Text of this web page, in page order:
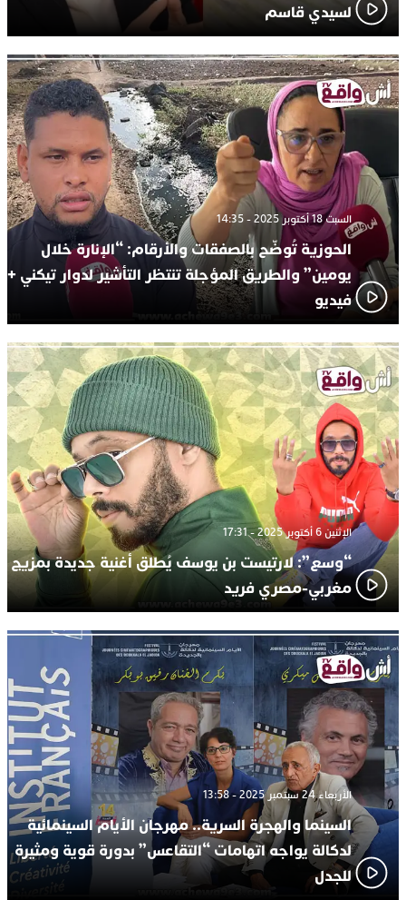
لسيدي قاسم
السبت 18 أكتوبر 2025 - 14:35
الحوزية تُوضّح بالصفقات والأرقام: “الإنارة خلال
يومين” والطريق المؤجلة تنتظر التأشير لدوار تيكني +
فيديو
الإثنين 6 أكتوبر 2025 - 17:31
“وسع”: لارتيست بن يوسف يُطلق أغنية جديدة بمزيج
مغربي-مصري فريد
الأربعاء 24 سبتمبر 2025 - 13:58
السينما والهجرة السرية.. مهرجان الأيام السينمائية
لدكالة يواجه اتهامات “التقاعس” بدورة قوية ومثيرة
للجدل